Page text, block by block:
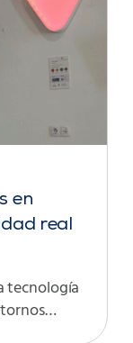
en
real
tecnología